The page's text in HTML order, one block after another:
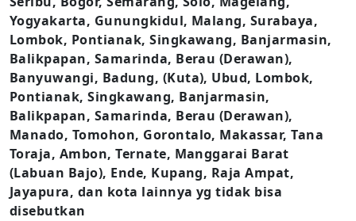
Yogyakarta, Gunungkidul, Malang, Surabaya,
Lombok, Pontianak, Singkawang, Banjarmasin,
Balikpapan, Samarinda, Berau (Derawan),
Banyuwangi, Badung, (Kuta), Ubud, Lombok,
Pontianak, Singkawang, Banjarmasin,
Balikpapan, Samarinda, Berau (Derawan),
Manado, Tomohon, Gorontalo, Makassar, Tana
Toraja, Ambon, Ternate, Manggarai Barat
(Labuan Bajo), Ende, Kupang, Raja Ampat,
Jayapura, dan kota lainnya yg tidak bisa
disebutkan